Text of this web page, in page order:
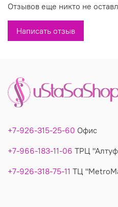
Вы можете купить теплый
Отзывов еще никто не
Написать отзыв
+7-926-315-25-60 Офис
+7-966-183-11-06 ТРЦ
+7-926-318-75-11 ТЦ